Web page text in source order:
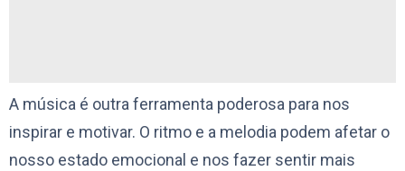
A música é outra ferramenta poderosa para nos
inspirar e motivar. O ritmo e a melodia podem afetar o
nosso estado emocional e nos fazer sentir mais